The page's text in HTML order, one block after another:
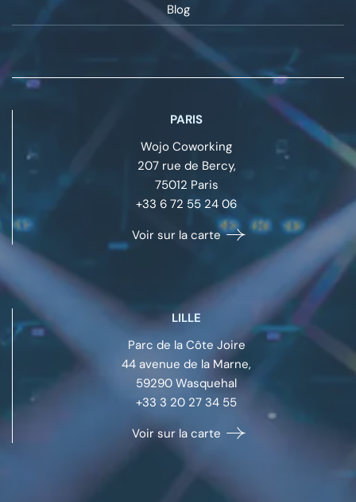
Blog
PARIS
Wojo Coworking
207 rue de Bercy,
75012 Paris
+33 6 72 55 24 06
Voir sur la carte
LILLE
Parc de la Côte Joire
44 avenue de la Marne,
59290 Wasquehal
+33 3 20 27 34 55
Voir sur la carte